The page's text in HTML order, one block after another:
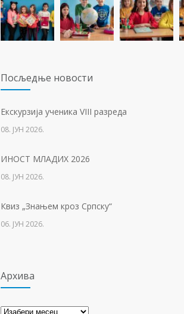
23. ФЕБРУАР 2021.
Концентрациони логор Јасеновац (1941-
Упис дјеце у први разред
01. ФЕБРУАР 2023.
22. МАРТ 2021.
Посљедњe новости
Eкскурзија ученика VIII разреда
08. ЈУН 2026.
ИНОСТ МЛАДИХ 2026
08. ЈУН 2026.
Квиз „Знањем кроз Српску“
06. ЈУН 2026.
Архива
Архива